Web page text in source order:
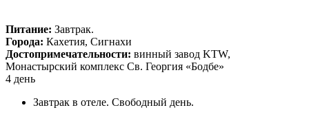
Питание: Завтрак.
Города: Кахетия, Сигнахи
Достопримечательности: винный завод KTW,
Монастырский комплекс Св. Георгия «Бодбе»
4 день
Завтрак в отеле. Свободный день.